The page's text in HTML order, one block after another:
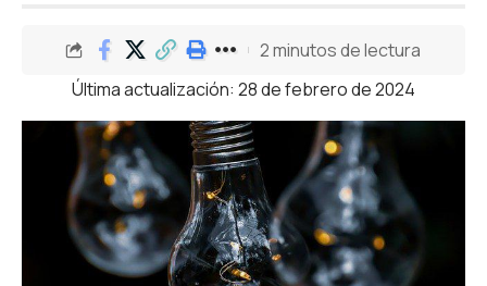
Última actualización: 28 de febrero de 2024
2 minutos de lectura